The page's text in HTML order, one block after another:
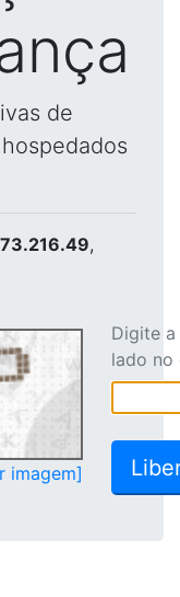
de
,
imagem]
Digite
lado no